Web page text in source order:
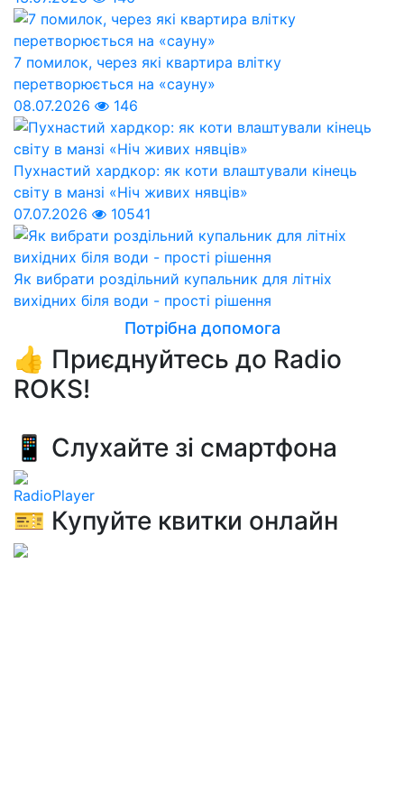
7 помилок, через які квартира влітку
перетворюється на «сауну»
08.07.2026
146
Пухнастий хардкор: як коти влаштували кінець
світу в манзі «Ніч живих нявців»
07.07.2026
10541
Як вибрати роздільний купальник для літніх
вихідних біля води - прості рішення
Потрібна допомога
👍 Приєднуйтесь до Radio
ROKS!
📱 Слухайте зі смартфона
RadioPlayer
🎫 Купуйте квитки онлайн